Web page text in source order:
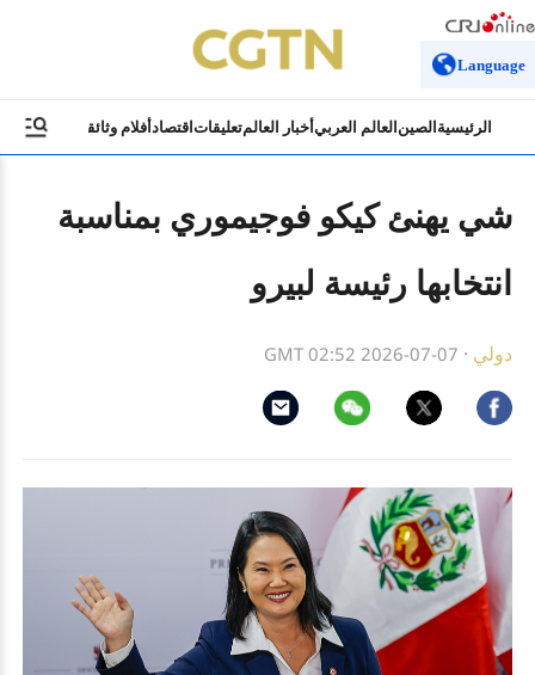
Language
الرئيسية الصين العالم العربيأخبار العالمتعليقات اقتصادأفلام وثائقية ثقافة
شي يهنئ كيكو فوجيموري بمناسبة
انتخابها رئيسة لبيرو
دولي ·
GMT 02:52 2026-07-07